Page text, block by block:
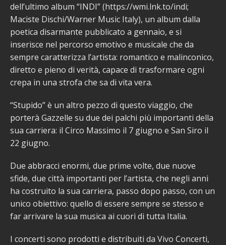
dell’ultimo album “INDI” (https://wmi.lnk.to/indi;
Maciste Dischi/Warner Music Italy), un album dalla
poetica disarmante pubblicato a gennaio, e si
inserisce nel percorso emotivo e musicale che da
sempre caratterizza l’artista: romantico e malinconico,
diretto e pieno di verità, capace di trasformare ogni
crepa in una strofa che sa di vita vera.
“Stupido” è un altro pezzo di questo viaggio, che
porterà Gazzelle su due dei palchi più importanti della
sua carriera: il Circo Massimo il 7 giugno e San Siro il
22 giugno.
Due abbracci enormi, due prime volte, due nuove
sfide, due città importanti per l’artista, che negli anni
ha costruito la sua carriera, passo dopo passo, con un
unico obiettivo: quello di essere sempre se stesso e
far arrivare la sua musica ai cuori di tutta Italia.
I concerti sono prodotti e distribuiti da Vivo Concerti,